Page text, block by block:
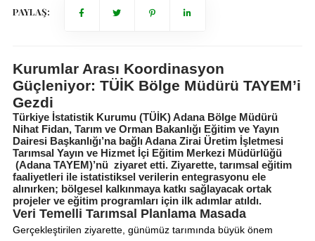
PAYLAŞ:
Kurumlar Arası Koordinasyon
Güçleniyor: TÜİK Bölge Müdürü TAYEM’i
Gezdi
Türkiye İstatistik Kurumu (TÜİK) Adana Bölge Müdürü
Nihat Fidan, Tarım ve Orman Bakanlığı Eğitim ve Yayın
Dairesi Başkanlığı’na bağlı Adana Zirai Üretim İşletmesi
Tarımsal Yayın ve Hizmet İçi Eğitim Merkezi Müdürlüğü
(Adana TAYEM)’nü ziyaret etti. Ziyarette, tarımsal eğitim
faaliyetleri ile istatistiksel verilerin entegrasyonu ele
alınırken; bölgesel kalkınmaya katkı sağlayacak ortak
projeler ve eğitim programları için ilk adımlar atıldı.
Veri Temelli Tarımsal Planlama Masada
Gerçekleştirilen ziyarette, günümüz tarımında büyük önem